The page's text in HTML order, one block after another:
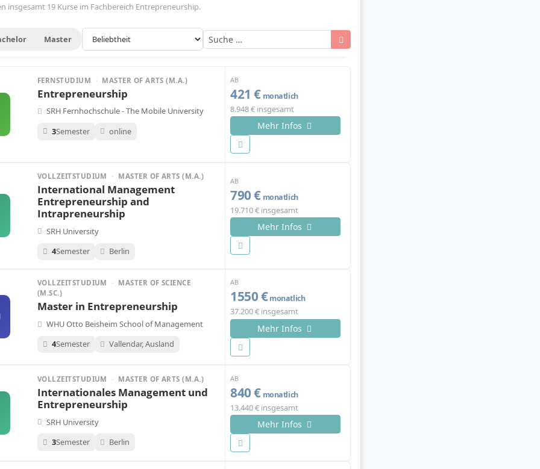
insgesamt 19 Kurse im Fachbereich Entrepreneurship.
Master
FERNSTUDIUM · MASTER OF ARTS (M.A.)
Entrepreneurship
SRH Fernhochschule - The Mobile University
3Semester online
AB
421 € monatlich
8.948 € insgesamt
Mehr Infos
VOLLZEITSTUDIUM · MASTER OF ARTS (M.A.)
International Management
Entrepreneurship and
Intrapreneurship
SRH University
4Semester Berlin
AB
790 € monatlich
19.710 € insgesamt
Mehr Infos
VOLLZEITSTUDIUM · MASTER OF SCIENCE
(M.SC.)
Master in Entrepreneurship
WHU Otto Beisheim School of Management
4Semester Vallendar, Ausland
AB
1550 € monatlich
37.200 € insgesamt
Mehr Infos
VOLLZEITSTUDIUM · MASTER OF ARTS (M.A.)
Internationales Management und
Entrepreneurship
SRH University
3Semester Berlin
AB
840 € monatlich
13.440 € insgesamt
Mehr Infos